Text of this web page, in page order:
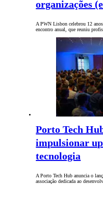
organizações
A PWN Lisbon celebrou 12
encontro anual, que reuniu
Porto Tech
impulsionar
tecnologia
A Porto Tech Hub anuncia o
associação dedicada ao